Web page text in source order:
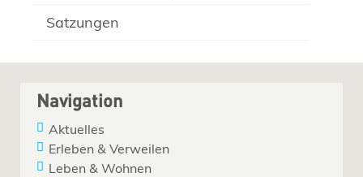
Satzungen
Navigation
Aktuelles
Erleben & Verweilen
Leben & Wohnen